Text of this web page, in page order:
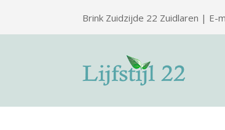
Brink Zuidzijde 22 Zuidlaren | E-